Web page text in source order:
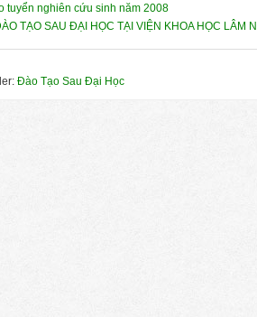
tuyển nghiên cứu sinh năm 2008
TẠO SAU ĐẠI HỌC TẠI VIỆN KHOA HỌC LÂM
Đào Tạo Sau Đại Học